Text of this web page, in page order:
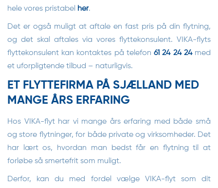
hele vores pristabel her.
Det er også muligt at aftale en fast pris på din flytning,
og det skal aftales via vores flyttekonsulent. VIKA-flyts
flyttekonsulent kan kontaktes på telefon 61 24 24 24 med
et uforpligtende tilbud – naturligvis.
ET FLYTTEFIRMA PÅ SJÆLLAND MED
MANGE ÅRS ERFARING
Hos VIKA-flyt har vi mange års erfaring med både små
og store flytninger, for både private og virksomheder. Det
har lært os, hvordan man bedst får en flytning til at
forløbe så smertefrit som muligt.
Derfor, kan du med fordel vælge VIKA-flyt som dit